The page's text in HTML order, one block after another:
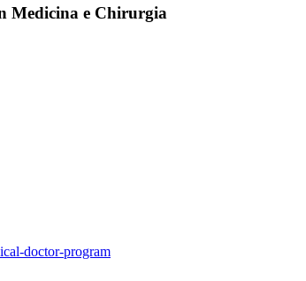
Medicina e Chirurgia
doctor-program